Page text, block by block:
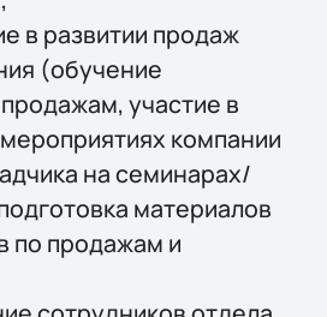
в развитии продаж
(обучение
участие в
компании
на семинарах/
материалов
по продажам и